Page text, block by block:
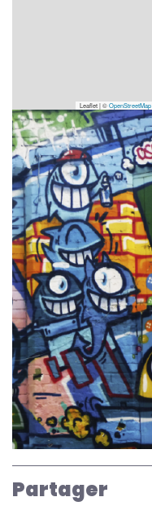
Leaflet | ©OpenStreetMap
Partager